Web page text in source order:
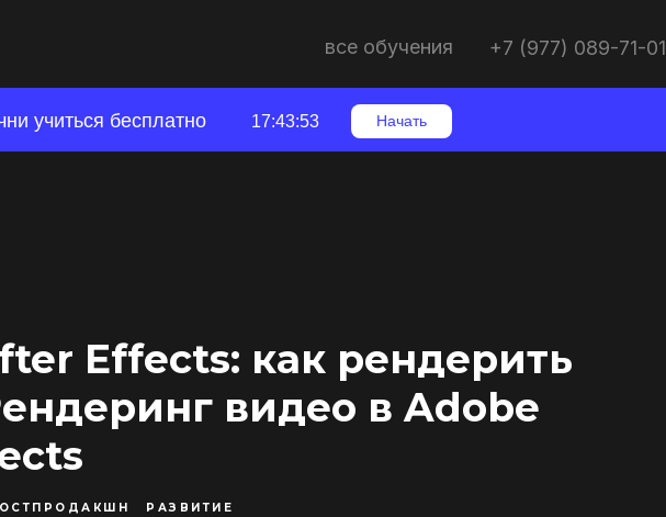
все обучения +7 (977) 089-71-01
17:43:52
учиться бесплатно Начать
Effects: как рендерить
видео в Adobe
РАЗВИТИЕ